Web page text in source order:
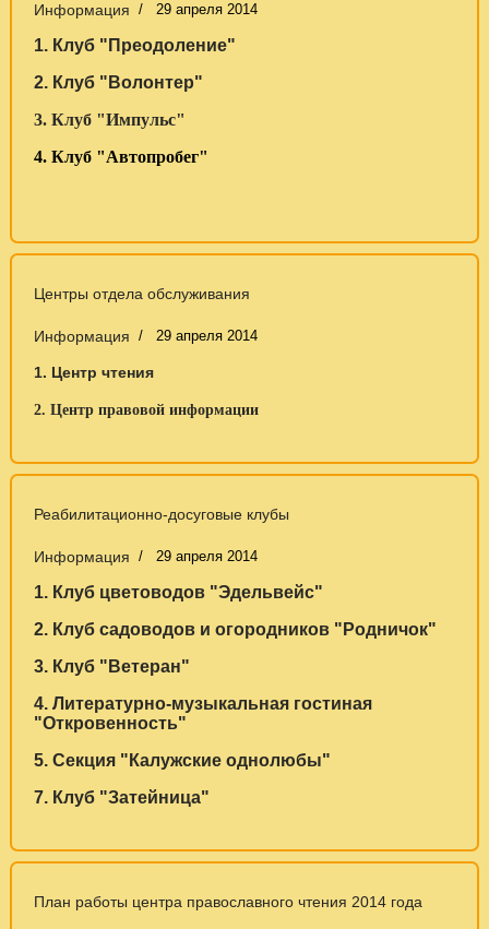
Информация 29 апреля 2014
1. Клуб "Преодоление"
2. Клуб "Волонтер"
3. Клуб "Импульс"
4. Клуб "Автопробег"
Центры отдела обслуживания
Информация 29 апреля 2014
1. Центр чтения
2. Центр правовой информации
Реабилитационно-досуговые клубы
Информация 29 апреля 2014
1. Клуб цветоводов "Эдельвейс"
2. Клуб садоводов и огородников "Родничок"
3. Клуб "Ветеран"
4. Литературно-музыкальная гостиная
"Откровенность"
5. Секция "Калужские однолюбы"
7. Клуб "Затейница"
План работы центра православного чтения 2014 года